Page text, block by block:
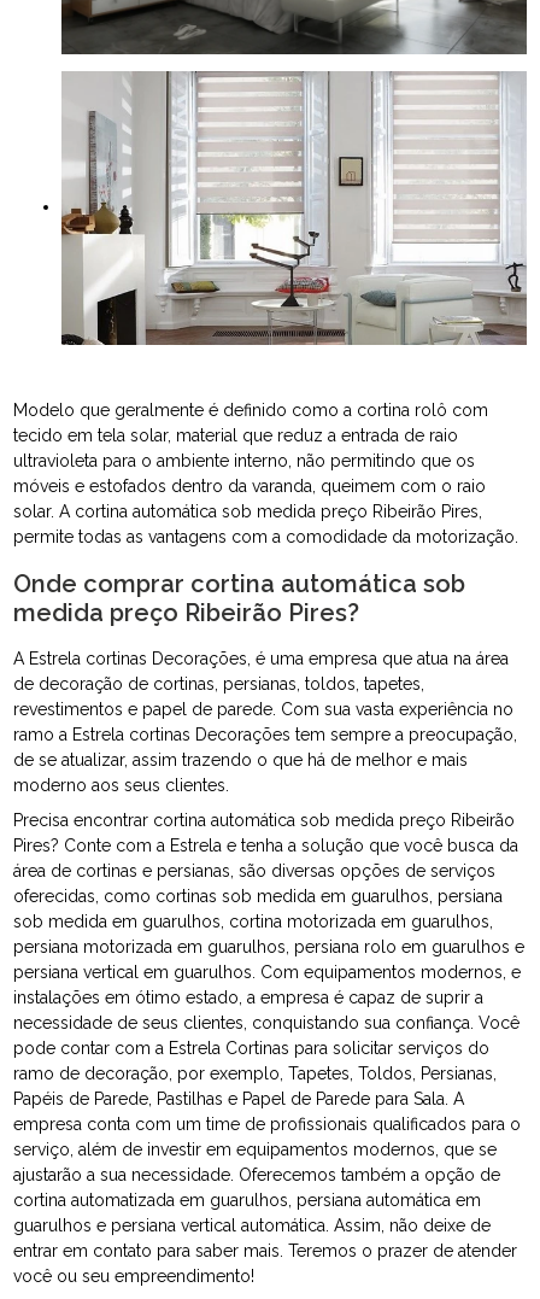
Modelo que geralmente é definido como a cortina rolô com
tecido em tela solar, material que reduz a entrada de raio
ultravioleta para o ambiente interno, não permitindo que os
móveis e estofados dentro da varanda, queimem com o raio
solar. A cortina automática sob medida preço Ribeirão Pires,
permite todas as vantagens com a comodidade da motorização.
Onde comprar cortina automática sob
medida preço Ribeirão Pires?
A Estrela cortinas Decorações, é uma empresa que atua na área
de decoração de cortinas, persianas, toldos, tapetes,
revestimentos e papel de parede. Com sua vasta experiência no
ramo a Estrela cortinas Decorações tem sempre a preocupação,
de se atualizar, assim trazendo o que há de melhor e mais
moderno aos seus clientes.
Precisa encontrar cortina automática sob medida preço Ribeirão
Pires? Conte com a Estrela e tenha a solução que você busca da
área de cortinas e persianas, são diversas opções de serviços
oferecidas, como cortinas sob medida em guarulhos, persiana
sob medida em guarulhos, cortina motorizada em guarulhos,
persiana motorizada em guarulhos, persiana rolo em guarulhos e
persiana vertical em guarulhos. Com equipamentos modernos, e
instalações em ótimo estado, a empresa é capaz de suprir a
necessidade de seus clientes, conquistando sua confiança. Você
pode contar com a Estrela Cortinas para solicitar serviços do
ramo de decoração, por exemplo, Tapetes, Toldos, Persianas,
Papéis de Parede, Pastilhas e Papel de Parede para Sala. A
empresa conta com um time de profissionais qualificados para o
serviço, além de investir em equipamentos modernos, que se
ajustarão a sua necessidade. Oferecemos também a opção de
cortina automatizada em guarulhos, persiana automática em
guarulhos e persiana vertical automática. Assim, não deixe de
entrar em contato para saber mais. Teremos o prazer de atender
você ou seu empreendimento!